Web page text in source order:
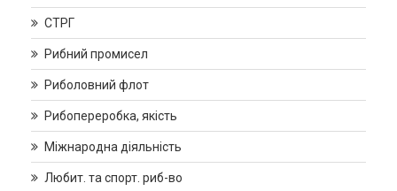
СТРГ
Рибний промисел
Риболовний флот
Рибопереробка, якість
Міжнародна діяльність
Любит. та спорт. риб-во